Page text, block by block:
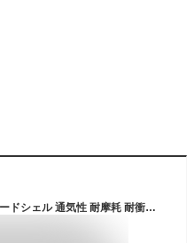
リュック メンズ 大容量 防水 EVA ハードシェル 通気性 耐摩耗 耐衝撃 ノートPC収納 15.6インチ対応 拡張機能 防犯 防刃 バイク用 ライダース アウトドア スポーツ 旅行 トラベル ビジネス 通勤 出張 ストリート系 バックパック